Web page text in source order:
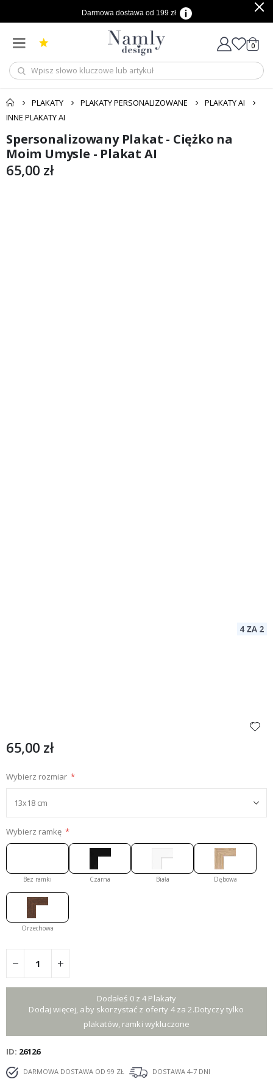
Darmowa dostawa od 199 zł
Cart
0
PLAKATY PLAKATY PERSONALIZOWANE
PLAKATY AI
INNE PLAKATY AI
Przejdź
na
koniec
galerii
Przejdź
na
początek
galerii
Spersonalizowany Plakat - Ciężko na
Moim Umysle - Plakat AI
65,00 zł
65,00 zł
Wybierz rozmiar
Wybierz ramkę
Bez ramki Czarna Biała Dębowa
Orzechowa
Dodałeś 0 z 4 Plakaty
Dodaj więcej, aby skorzystać z oferty 4 za 2.Dotyczy tylko
plakatów, ramki wykluczone
ID 26126
DARMOWA DOSTAWA OD 99 ZŁ
DOSTAWA 4-7 DNI